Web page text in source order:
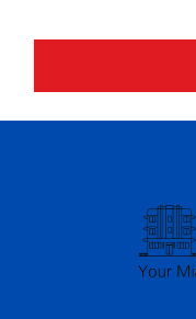
buscaron en
de 2025
Washington